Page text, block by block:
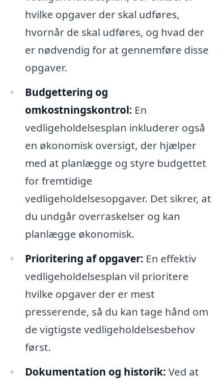
hvilke opgaver der skal udføres,
hvornår de skal udføres, og hvad der
er nødvendig for at gennemføre disse
opgaver.
Budgettering og
omkostningskontrol: En
vedligeholdelsesplan inkluderer også
en økonomisk oversigt, der hjælper
med at planlægge og styre budgettet
for fremtidige
vedligeholdelsesopgaver. Det sikrer, at
du undgår overraskelser og kan
planlægge økonomisk.
Prioritering af opgaver: En effektiv
vedligeholdelsesplan vil prioritere
hvilke opgaver der er mest
presserende, så du kan tage hånd om
de vigtigste vedligeholdelsesbehov
først.
Dokumentation og historik: Ved at